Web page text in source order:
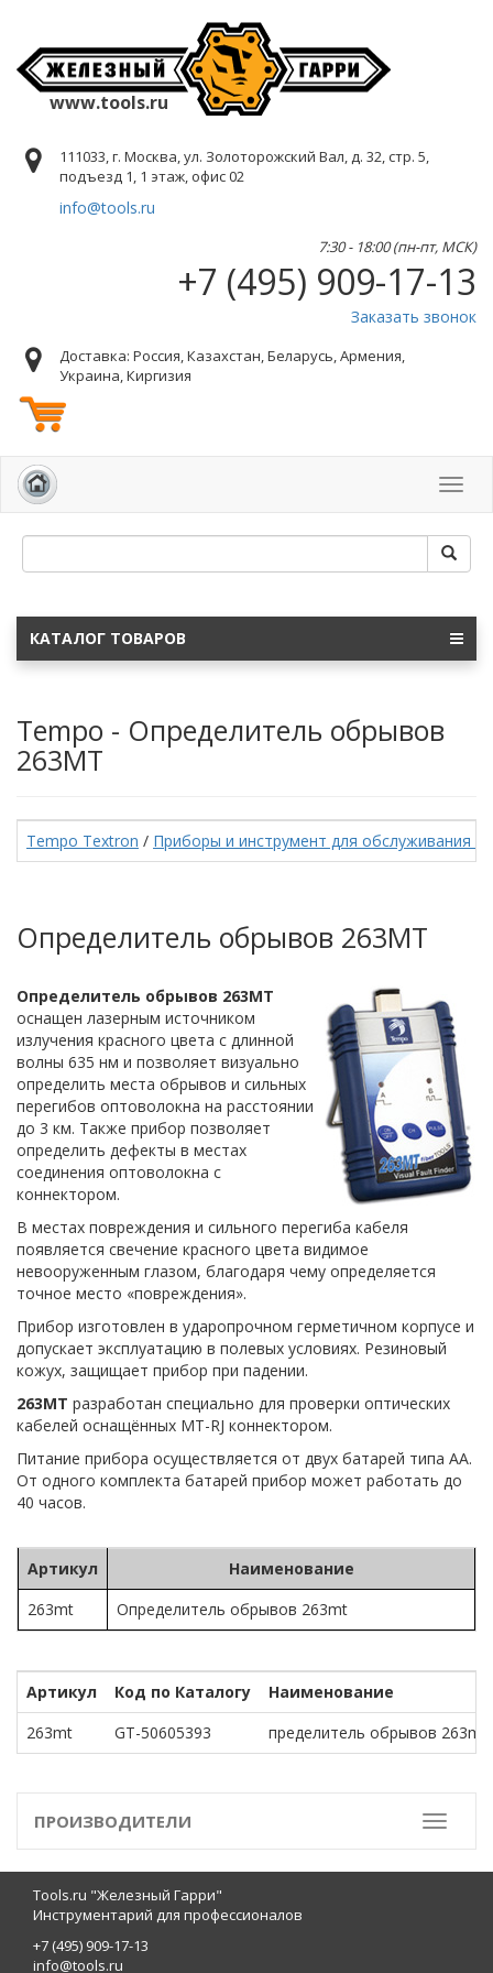
www.tools.ru
111033, г. Москва, ул. Золоторожский Вал, д. 32, стр. 5,
подъезд 1, 1 этаж, офис 02
info@tools.ru
7:30 - 18:00 (пн-пт, МСК)
+7 (495) 909-17-13
Заказать звонок
Доставка: Россия, Казахстан, Беларусь, Армения,
Украина, Киргизия
КАТАЛОГ ТОВАРОВ
Tempo - Определитель обрывов
263MT
Tempo Textron / Приборы и инструмент для обслуживания
Определитель обрывов 263MT
Определитель обрывов 263MT
оснащен лазерным источником
излучения красного цвета с длинной
волны 635 нм и позволяет визуально
определить места обрывов и сильных
перегибов оптоволокна на расстоянии
до 3 км. Также прибор позволяет
определить дефекты в местах
соединения оптоволокна с
коннектором.
В местах повреждения и сильного перегиба кабеля
появляется свечение красного цвета видимое
невооруженным глазом, благодаря чему определяется
точное место «повреждения».
Прибор изготовлен в ударопрочном герметичном корпусе и
допускает эксплуатацию в полевых условиях. Резиновый
кожух, защищает прибор при падении.
263MT разработан специально для проверки оптических
кабелей оснащённых MT-RJ коннектором.
Питание прибора осуществляется от двух батарей типа АА.
От одного комплекта батарей прибор может работать до
40 часов.
Артикул
Наименование
263mt
Определитель обрывов 263mt
Артикул Код по Каталогу
Наименование
263mt
GT-50605393 пределитель обрывов 263mt
Toggle
ПРОИЗВОДИТЕЛИ
Tools.ru "Железный Гарри"
Инструментарий для профессионалов
+7 (495) 909-17-13
info@tools.ru